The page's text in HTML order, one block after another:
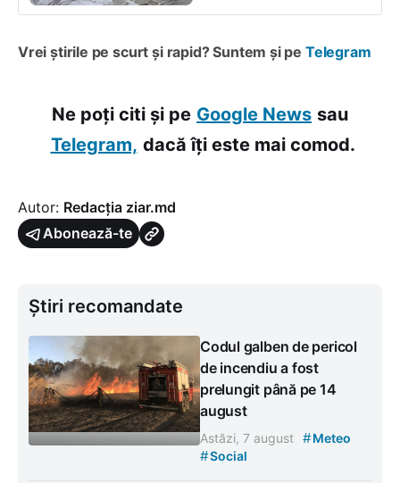
Vrei știrile pe scurt și rapid? Suntem și pe Telegram
Ne poți citi și pe Google News sau
Telegram, dacă îți este mai comod.
Autor: Redacția ziar.md
Abonează-te
Știri recomandate
Codul galben de pericol
de incendiu a fost
prelungit până pe 14
august
Astăzi, 7 august #Meteo
#Social